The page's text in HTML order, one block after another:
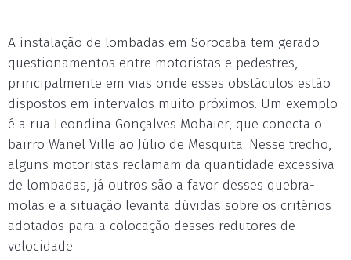
A instalação de lombadas em Sorocaba tem gerado
questionamentos entre motoristas e pedestres,
principalmente em vias onde esses obstáculos estão
dispostos em intervalos muito próximos. Um exemplo
é a rua Leondina Gonçalves Mobaier, que conecta o
bairro Wanel Ville ao Júlio de Mesquita. Nesse trecho,
alguns motoristas reclamam da quantidade excessiva
de lombadas, já outros são a favor desses quebra-
molas e a situação levanta dúvidas sobre os critérios
adotados para a colocação desses redutores de
velocidade.